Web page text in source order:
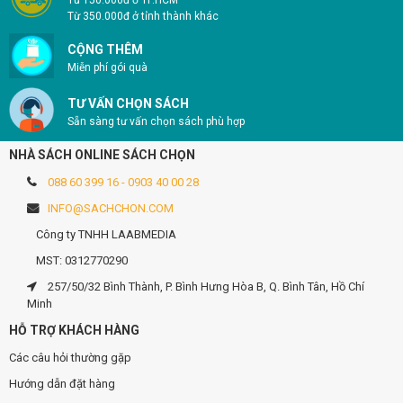
Từ 350.000đ ở tỉnh thành khác
CỘNG THÊM
Miễn phí gói quà
TƯ VẤN CHỌN SÁCH
Sẵn sàng tư vấn chọn sách phù hợp
NHÀ SÁCH ONLINE SÁCH CHỌN
088 60 399 16 - 0903 40 00 28
INFO@SACHCHON.COM
Công ty TNHH LAABMEDIA
MST: 0312770290
257/50/32 Bình Thành, P. Bình Hưng Hòa B, Q. Bình Tân, Hồ Chí
Minh
HỖ TRỢ KHÁCH HÀNG
Các câu hỏi thường gặp
Hướng dẫn đặt hàng